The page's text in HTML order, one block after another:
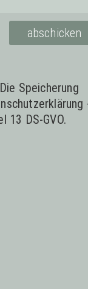
Speicherung
13 DS-GVO.